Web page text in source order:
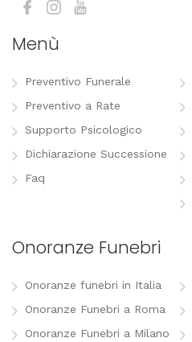
Menù
Preventivo Funerale
Preventivo a Rate
Supporto Psicologico
Dichiarazione Successione
Faq
Onoranze Funebri
Onoranze funebri in Italia
Onoranze Funebri a Roma
Onoranze Funebri a Milano